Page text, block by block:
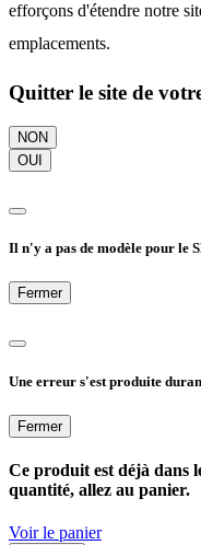
efforçons d'étendre notre
emplacements.
Quitter le site de
NON
OUI
Il n'y a pas de modèle pour le
Fermer
Une erreur s'est produite
Fermer
Ce produit est déjà dans
quantité, allez au panier.
Voir le panier